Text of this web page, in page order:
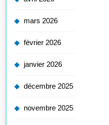
mars 2026
février 2026
janvier 2026
décembre 2025
novembre 2025